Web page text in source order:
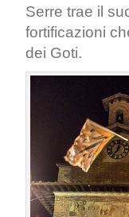
Serre trae il
fortificazioni
dei Goti.